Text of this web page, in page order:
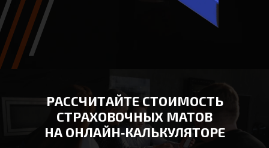
РАССЧИТАЙТЕ СТОИМОСТЬ
СТРАХОВОЧНЫХ МАТОВ
НА ОНЛАЙН‑КАЛЬКУЛЯТОРЕ